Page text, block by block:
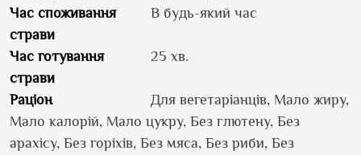
Час споживання
страви
В будь-який час
Час готування
страви
25 хв.
Раціон
Для вегетаріанців, Мало жиру,
Мало калорій, Мало цукру, Без глютену, Без
арахісу, Без горіхів, Без мяса, Без риби, Без